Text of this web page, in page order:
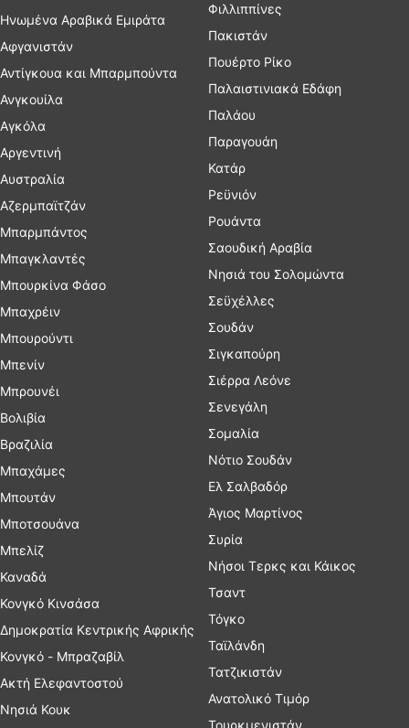
Ηνωμένα Αραβικά Εμιράτα
Αφγανιστάν
Αντίγκουα και Μπαρμπούντα
Ανγκουίλα
Αγκόλα
Αργεντινή
Αυστραλία
Αζερμπαϊτζάν
Μπαρμπάντος
Μπαγκλαντές
Μπουρκίνα Φάσο
Μπαχρέιν
Μπουρούντι
Μπενίν
Μπρουνέι
Βολιβία
Βραζιλία
Μπαχάμες
Μπουτάν
Μποτσουάνα
Μπελίζ
Καναδά
Κονγκό Κινσάσα
Δημοκρατία Κεντρικής Αφρικής
Κονγκό - Μπραζαβίλ
Ακτή Ελεφαντοστού
Νησιά Κουκ
Φιλλιππίνες
Πακιστάν
Πουέρτο Ρίκο
Παλαιστινιακά Εδάφη
Παλάου
Παραγουάη
Κατάρ
Ρεϋνιόν
Ρουάντα
Σαουδική Αραβία
Νησιά του Σολομώντα
Σεϋχέλλες
Σουδάν
Σιγκαπούρη
Σιέρρα Λεόνε
Σενεγάλη
Σομαλία
Νότιο Σουδάν
Ελ Σαλβαδόρ
Άγιος Μαρτίνος
Συρία
Νήσοι Τερκς και Κάικος
Τσαντ
Τόγκο
Ταϊλάνδη
Τατζικιστάν
Ανατολικό Τιμόρ
Τουρκμενιστάν